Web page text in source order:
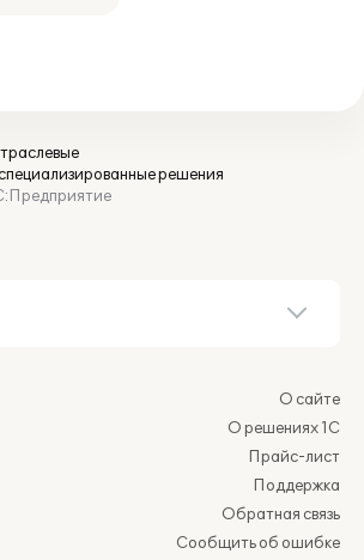
решения
О сайте
О решениях 1С
Прайс-лист
Поддержка
Обратная связь
Сообщить об ошибке